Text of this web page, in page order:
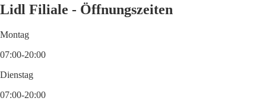
Lidl Filiale - Öffnungszeiten
Montag
07:00-20:00
Dienstag
07:00-20:00